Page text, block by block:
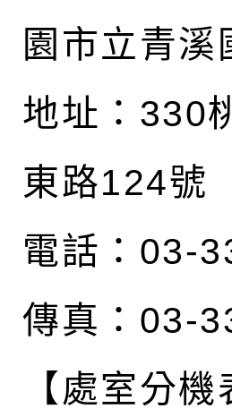
園市立青溪
地址： 330
東路124號
電話：03-
傳真：03-
【處室分機